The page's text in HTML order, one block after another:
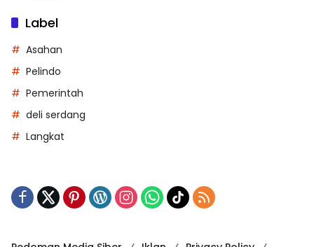
Label
Asahan
Pelindo
Pemerintah
deli serdang
Langkat